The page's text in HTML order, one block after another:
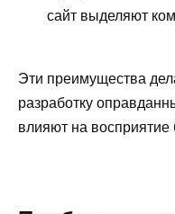
сайт выделяют
Эти преимущества
разработку
влияют на восприятие